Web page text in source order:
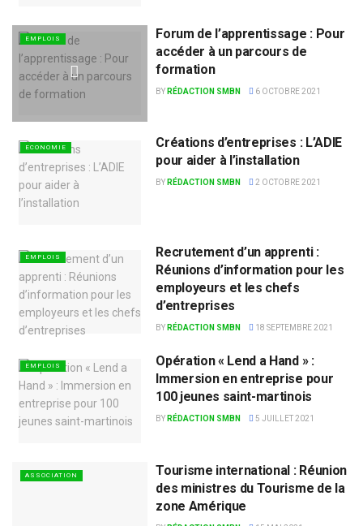
EMPLOIS
Forum de l’apprentissage : Pour
accéder à un parcours de
formation
BY RÉDACTION SMBN 6 OCTOBRE 2021
ECONOMIE
Créations d’entreprises : L’ADIE
pour aider à l’installation
BY RÉDACTION SMBN 2 OCTOBRE 2021
EMPLOIS
Recrutement d’un apprenti :
Réunions d’information pour les
employeurs et les chefs
d’entreprises
BY RÉDACTION SMBN 18 SEPTEMBRE 2021
EMPLOIS
Opération « Lend a Hand » :
Immersion en entreprise pour
100 jeunes saint-martinois
BY RÉDACTION SMBN 5 JUILLET 2021
ASSOCIATION
Tourisme international : Réunion
des ministres du Tourisme de la
zone Amérique